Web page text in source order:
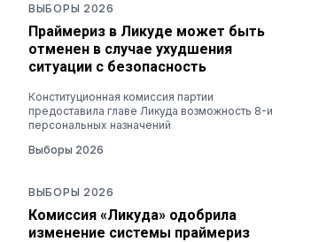
ВЫБОРЫ 2026
Праймериз в Ликуде может быть
отменен в случае ухудшения
ситуации с безопасность
Конституционная комиссия партии
предоставила главе Ликуда возможность 8-и
персональных назначений
Выборы 2026
ВЫБОРЫ 2026
Комиссия «Ликуда» одобрила
изменение системы праймериз